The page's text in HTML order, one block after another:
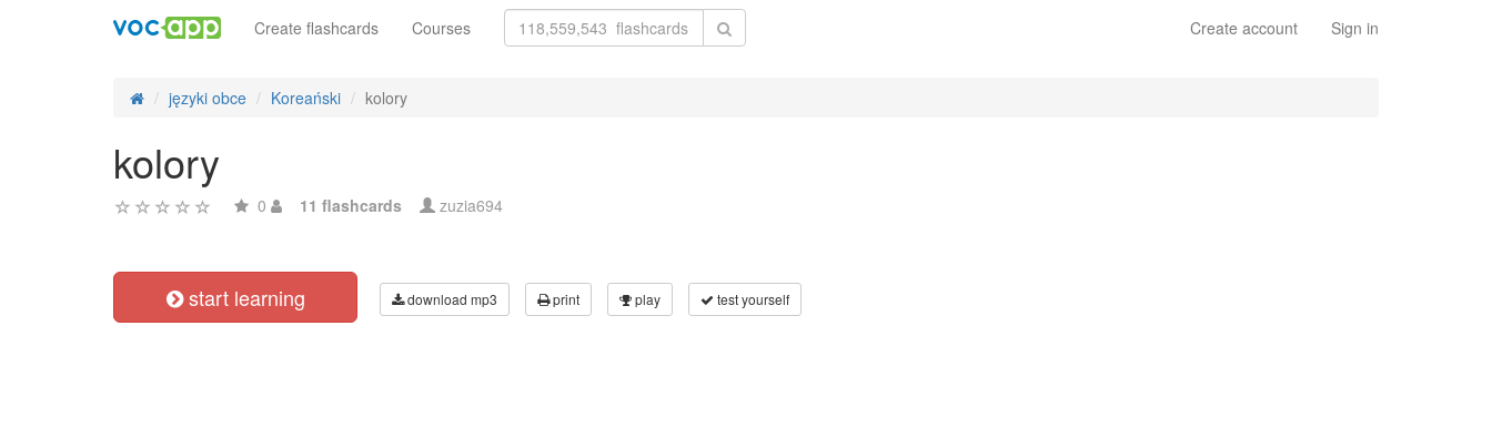
Create account Sign in
Create flashcards Courses
języki obce Koreański kolory
kolory
0 11 flashcards zuzia694
start learning download mp3 print play test yourself